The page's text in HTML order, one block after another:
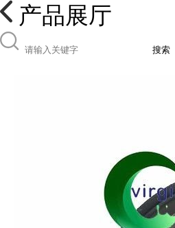
产品展厅
搜索